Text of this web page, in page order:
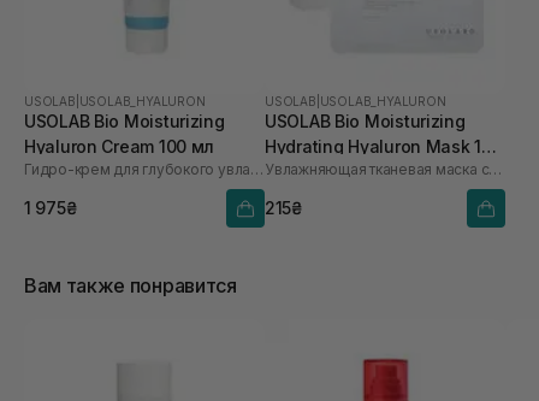
USOLAB USOLAB_HYALURON
USOLAB Bio Moisturizing
Hyaluron Cream 100 мл
Гидро-крем для глубокого увлажнения с лифтинг эффектом
1 975₴
USOLAB USOLAB_HYALURON
USOLAB Bio Moisturizing
Hydrating Hyaluron Mask 1
шт
Увлажняющая тканевая маска с успокаивающим и антивозрастным действием
215₴
Вам также понравится